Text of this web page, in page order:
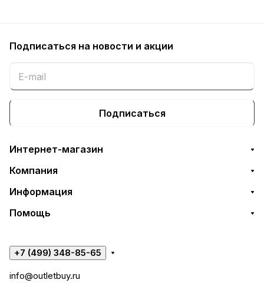
Подписаться на новости и акции
Подписаться
Интернет-магазин
Компания
Информация
Помощь
+7 (499) 348-85-65
info@outletbuy.ru